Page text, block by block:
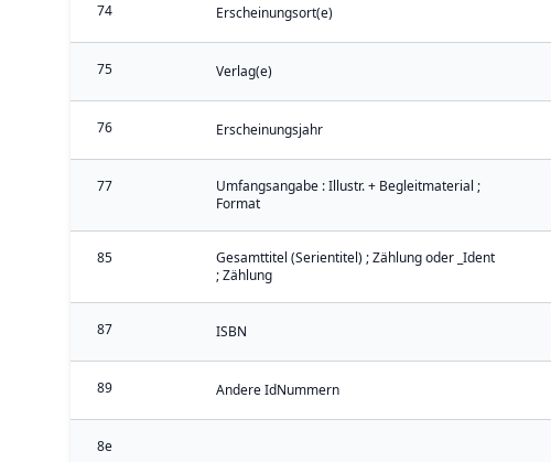
74 Erscheinungsort(e)
75 Verlag(e)
76 Erscheinungsjahr
77
Umfangsangabe : Illustr. + Begleitmaterial ;
Format
85
Gesamttitel (Serientitel) ; Zählung oder _Ident
; Zählung
87 ISBN
89 Andere IdNummern
8e